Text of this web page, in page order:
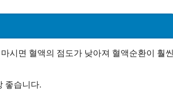
시면 혈액의 점도가 낮아져 혈액순환이 훨씬
좋습니다.